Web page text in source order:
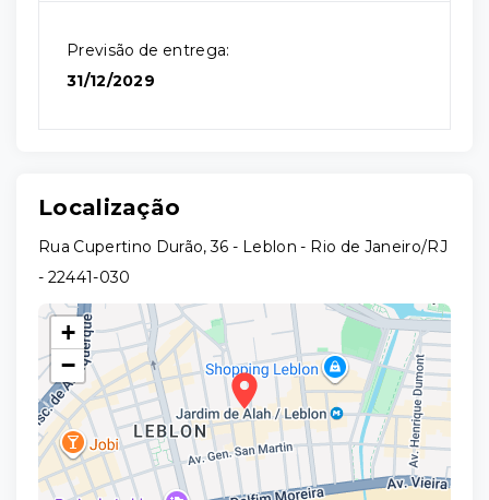
Previsão de entrega:
31/12/2029
Localização
Rua Cupertino Durão, 36 - Leblon - Rio de Janeiro/RJ
- 22441-030
+
−